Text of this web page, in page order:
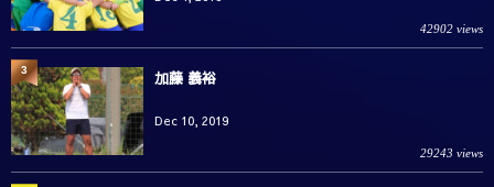
42902 views
加藤 義裕
Dec 10, 2019
29243 views
3